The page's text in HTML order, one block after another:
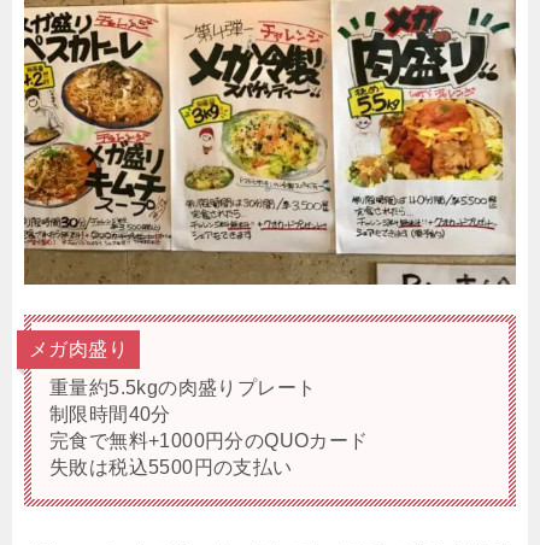
メガ肉盛り
重量約5.5kgの肉盛りプレート
制限時間40分
完食で無料+1000円分のQUOカード
失敗は税込5500円の支払い